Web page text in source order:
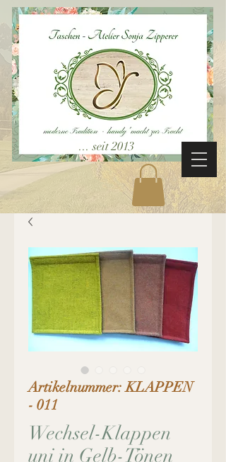
... seit 2013
Artikelnummer: KLAPPEN
- 011
Wechsel-Klappen
uni in Gelb-Tönen